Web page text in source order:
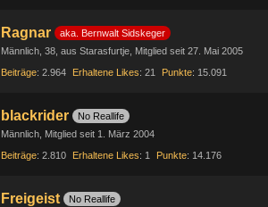
Ragnar
aka. Bernwalt Sidskeger
Männlich 38 aus Starasfurtje
Mitglied seit 27. Mai 2005
Beiträge 2.964 Erhaltene Likes 21 Punkte 15.091
blackrider
No Reallife
Männlich
Mitglied seit 1. März 2004
Beiträge 2.810 Erhaltene Likes 1 Punkte 14.176
Freigeist
No Reallife